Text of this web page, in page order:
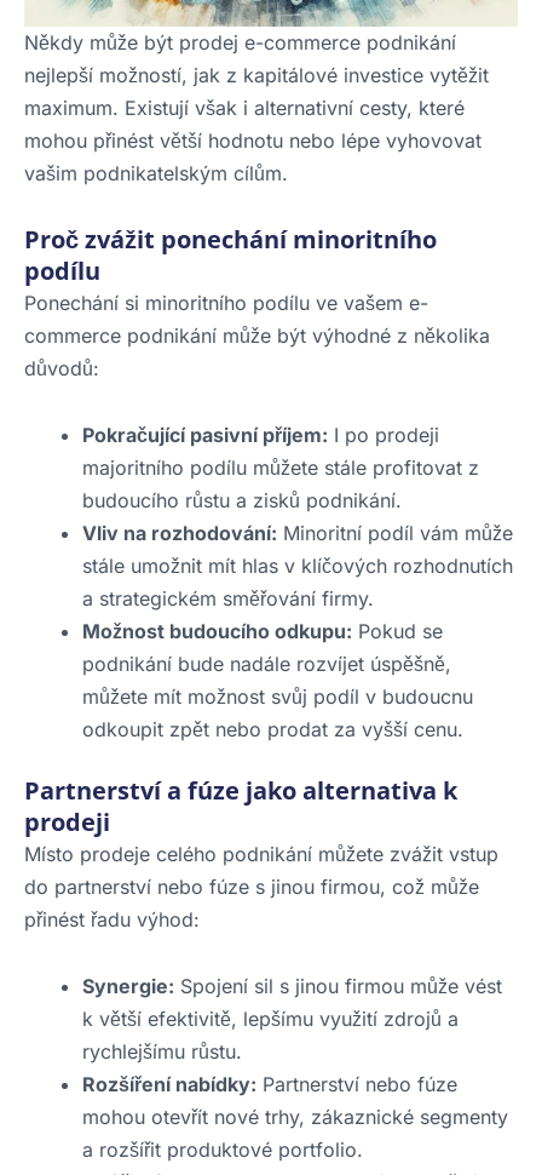
Někdy může být prodej e-commerce podnikání
nejlepší možností, jak z kapitálové investice vytěžit
maximum. Existují však i alternativní cesty, které
mohou přinést větší hodnotu nebo lépe vyhovovat
vašim podnikatelským cílům.
Proč zvážit ponechání minoritního
podílu
Ponechání si minoritního podílu ve vašem e-
commerce podnikání může být výhodné z několika
důvodů:
Pokračující pasivní příjem: I po prodeji
majoritního podílu můžete stále profitovat z
budoucího růstu a zisků podnikání.
Vliv na rozhodování: Minoritní podíl vám může
stále umožnit mít hlas v klíčových rozhodnutích
a strategickém směřování firmy.
Možnost budoucího odkupu: Pokud se
podnikání bude nadále rozvíjet úspěšně,
můžete mít možnost svůj podíl v budoucnu
odkoupit zpět nebo prodat za vyšší cenu.
Partnerství a fúze jako alternativa k
prodeji
Místo prodeje celého podnikání můžete zvážit vstup
do partnerství nebo fúze s jinou firmou, což může
přinést řadu výhod:
Synergie: Spojení sil s jinou firmou může vést
k větší efektivitě, lepšímu využití zdrojů a
rychlejšímu růstu.
Rozšíření nabídky: Partnerství nebo fúze
mohou otevřít nové trhy, zákaznické segmenty
a rozšířit produktové portfolio.